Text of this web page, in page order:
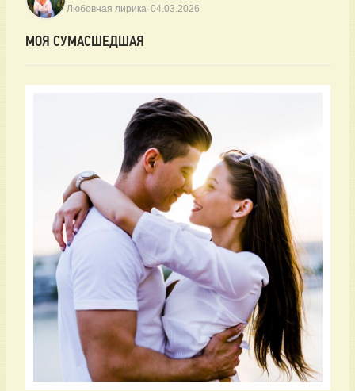
Любовная лирика·04.03.2026
МОЯ СУМАСШЕДШАЯ